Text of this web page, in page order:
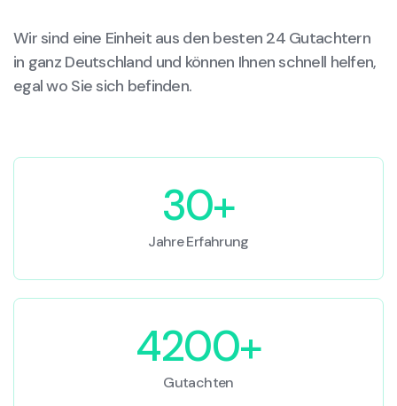
Wir sind eine Einheit aus den besten 24 Gutachtern
in ganz Deutschland und können Ihnen schnell helfen,
egal wo Sie sich befinden.
30+
Jahre Erfahrung
4200+
Gutachten